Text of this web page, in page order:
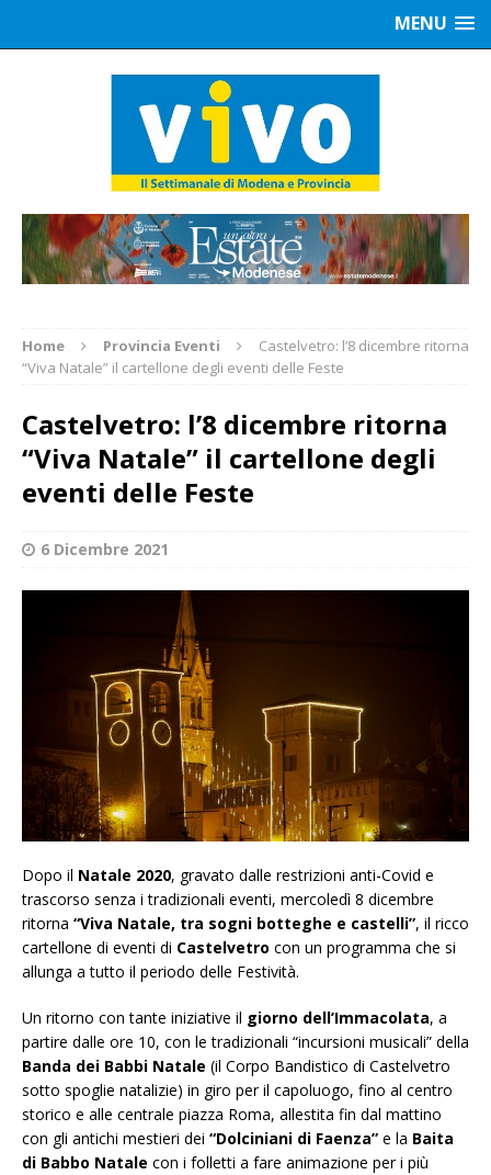
MENU
Home Provincia Eventi
Castelvetro: l’8 dicembre ritorna
“Viva Natale” il cartellone degli eventi delle Feste
Castelvetro: l’8 dicembre ritorna
“Viva Natale” il cartellone degli
eventi delle Feste
6 Dicembre 2021
Dopo il Natale 2020, gravato dalle restrizioni anti-Covid e
trascorso senza i tradizionali eventi, mercoledì 8 dicembre
ritorna “Viva Natale, tra sogni botteghe e castelli”, il ricco
cartellone di eventi di Castelvetro con un programma che si
allunga a tutto il periodo delle Festività.
Un ritorno con tante iniziative il giorno dell’Immacolata, a
partire dalle ore 10, con le tradizionali “incursioni musicali” della
Banda dei Babbi Natale (il Corpo Bandistico di Castelvetro
sotto spoglie natalizie) in giro per il capoluogo, fino al centro
storico e alle centrale piazza Roma, allestita fin dal mattino
con gli antichi mestieri dei “Dolciniani di Faenza” e la Baita
di Babbo Natale con i folletti a fare animazione per i più